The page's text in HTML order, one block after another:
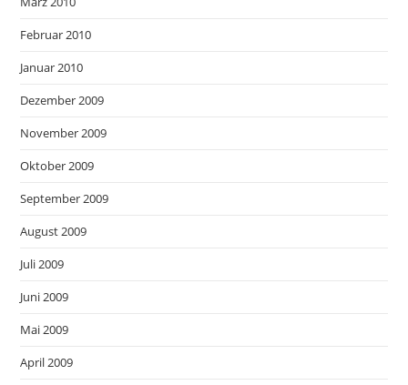
Februar 2010
Januar 2010
Dezember 2009
November 2009
Oktober 2009
September 2009
August 2009
Juli 2009
Juni 2009
Mai 2009
April 2009